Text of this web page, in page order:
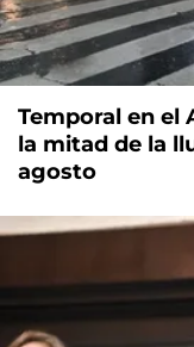
Temporal en el
la mitad de la
agosto